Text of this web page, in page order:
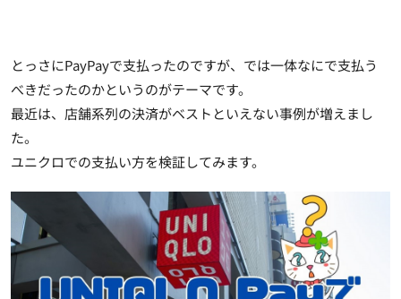
とっさにPayPayで支払ったのですが、では一体なにで支払う
べきだったのかというのがテーマです。
最近は、店舗系列の決済がベストといえない事例が増えまし
た。
ユニクロでの支払い方を検証してみます。